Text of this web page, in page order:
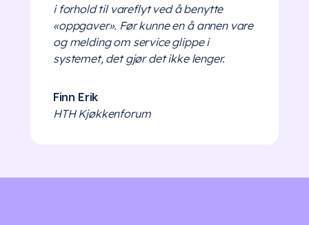
i forhold til vareflyt ved å benytte
«oppgaver». Før kunne en å annen vare
og melding om service glippe i
systemet, det gjør det ikke lenger.
Finn Erik
HTH Kjøkkenforum